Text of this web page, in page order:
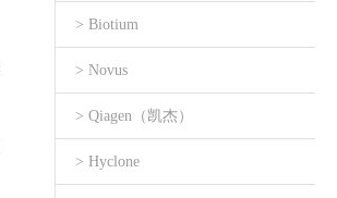
> Biotium
> Novus
> Qiagen（凯杰）
> Hyclone